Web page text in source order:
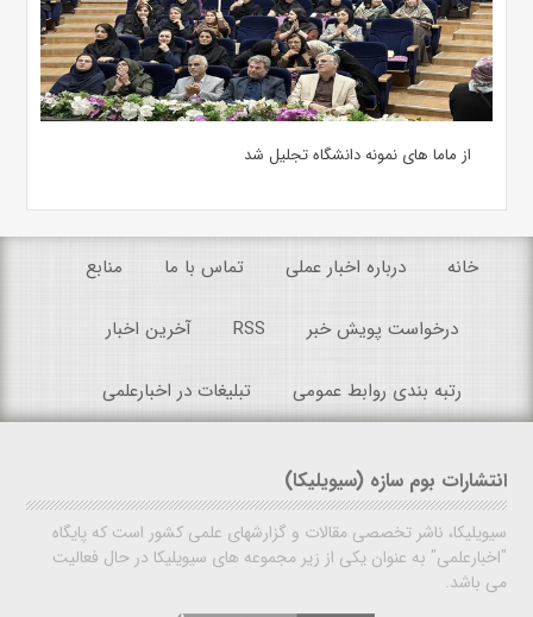
از ماما های نمونه دانشگاه تجلیل شد
خانه درباره اخبار عملی تماس با ما منابع
درخواست پویش خبر RSS آخرین اخبار
رتبه بندی روابط عمومی تبلیغات در اخبارعلمی
انتشارات بوم سازه (سیویلیکا)
سیویلیکا، ناشر تخصصی مقالات و گزارشهای علمی کشور است که پایگاه
"اخبارعلمی" به عنوان یکی از زیر مجموعه های سیویلیکا در حال فعالیت
می باشد.